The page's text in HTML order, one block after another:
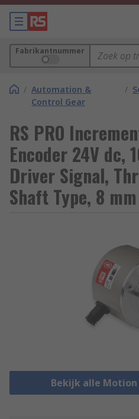
Fabrikantnummer
/ Automation &
Control Gear
/
RS PRO
Encoder 24V dc,
Driver Signal,
Shaft Type, 8
Bekijk alle Motion